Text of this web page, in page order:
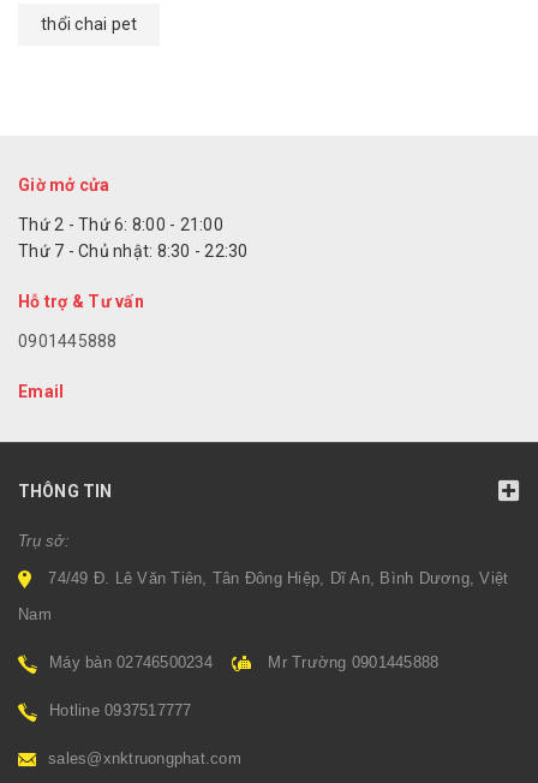
thổi chai pet
Giờ mở cửa
Thứ 2 - Thứ 6: 8:00 - 21:00
Thứ 7 - Chủ nhật: 8:30 - 22:30
Hỗ trợ & Tư vấn
0901445888
Email
THÔNG TIN
Trụ sở:
74/49 Đ. Lê Văn Tiên, Tân Đông Hiệp, Dĩ An, Bình Dương, Việt
Nam
Máy bàn 02746500234 Mr Trường 0901445888
Hotline 0937517777
sales@xnktruongphat.com